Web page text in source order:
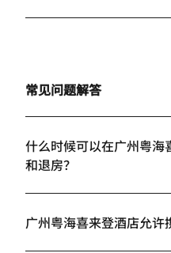
常见问题解答
什么时候可以在广州粤
和退房？
广州粤海喜来登酒店允许